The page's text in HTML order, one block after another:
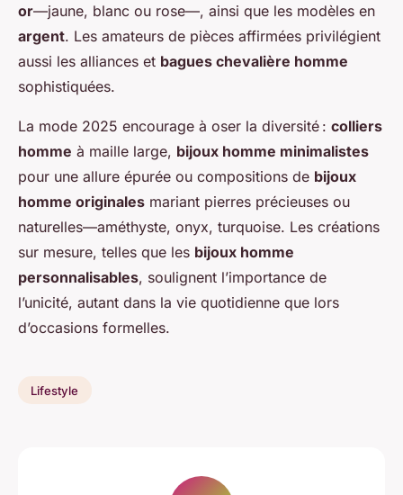
or—jaune, blanc ou rose—, ainsi que les modèles en
argent. Les amateurs de pièces affirmées privilégient
aussi les alliances et bagues chevalière homme
sophistiquées.
La mode 2025 encourage à oser la diversité : colliers
homme à maille large, bijoux homme minimalistes
pour une allure épurée ou compositions de bijoux
homme originales mariant pierres précieuses ou
naturelles—améthyste, onyx, turquoise. Les créations
sur mesure, telles que les bijoux homme
personnalisables, soulignent l’importance de
l’unicité, autant dans la vie quotidienne que lors
d’occasions formelles.
Lifestyle